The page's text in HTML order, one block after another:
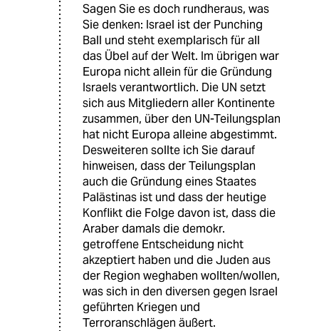
Sagen Sie es doch rundheraus, was
Sie denken: Israel ist der Punching
Ball und steht exemplarisch für all
das Übel auf der Welt. Im übrigen war
Europa nicht allein für die Gründung
Israels verantwortlich. Die UN setzt
sich aus Mitgliedern aller Kontinente
zusammen, über den UN-Teilungsplan
hat nicht Europa alleine abgestimmt.
Desweiteren sollte ich Sie darauf
hinweisen, dass der Teilungsplan
auch die Gründung eines Staates
Palästinas ist und dass der heutige
Konflikt die Folge davon ist, dass die
Araber damals die demokr.
getroffene Entscheidung nicht
akzeptiert haben und die Juden aus
der Region weghaben wollten/wollen,
was sich in den diversen gegen Israel
geführten Kriegen und
Terroranschlägen äußert.